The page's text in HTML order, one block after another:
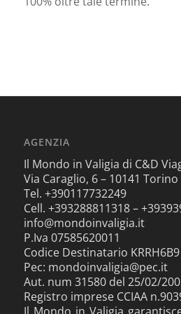
AGENZIA
Il Mondo in Valigia di C&D
Via Caraglio, 6 – 10141 Torino
Tel. +390117732249
Cell. +393288811318 –
info@mondoinvaligia.it
P.Iva 07585620011
Codice Destinatario KRRH6B9
Pec: mondoinvaligia@pec.it
Aut. num 31580 del 25/02/
Registro imprese CCIAA
Il Mondo in Valigia